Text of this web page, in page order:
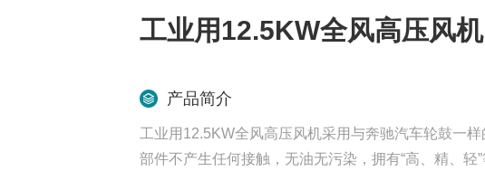
工业用12.5KW全风高压风机
产品简介
工业用12.5KW全风高压风机采用与奔驰汽车轮鼓一
部件不产生任何接触，无油无污染，拥有“高、精、